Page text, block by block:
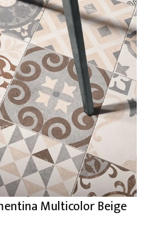
Multicolor Beige